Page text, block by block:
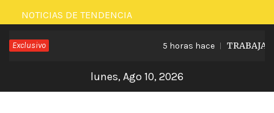
Saltar
al
contenido
NOTICIAS DE TENDENCIA
Exclusivo 5 horas hace TRABAJA
lunes, Ago 10, 2026